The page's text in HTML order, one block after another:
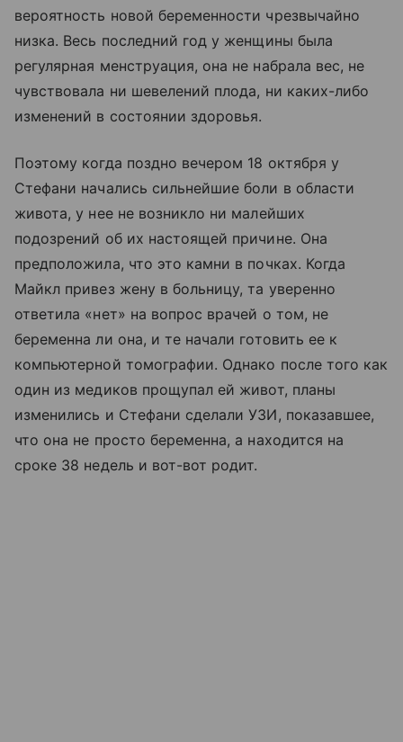
вероятность новой беременности чрезвычайно
низка. Весь последний год у женщины была
регулярная менструация, она не набрала вес, не
чувствовала ни шевелений плода, ни каких-либо
изменений в состоянии здоровья.
Поэтому когда поздно вечером 18 октября у
Стефани начались сильнейшие боли в области
живота, у нее не возникло ни малейших
подозрений об их настоящей причине. Она
предположила, что это камни в почках. Когда
Майкл привез жену в больницу, та уверенно
ответила «нет» на вопрос врачей о том, не
беременна ли она, и те начали готовить ее к
компьютерной томографии. Однако после того как
один из медиков прощупал ей живот, планы
изменились и Стефани сделали УЗИ, показавшее,
что она не просто беременна, а находится на
сроке 38 недель и вот-вот родит.